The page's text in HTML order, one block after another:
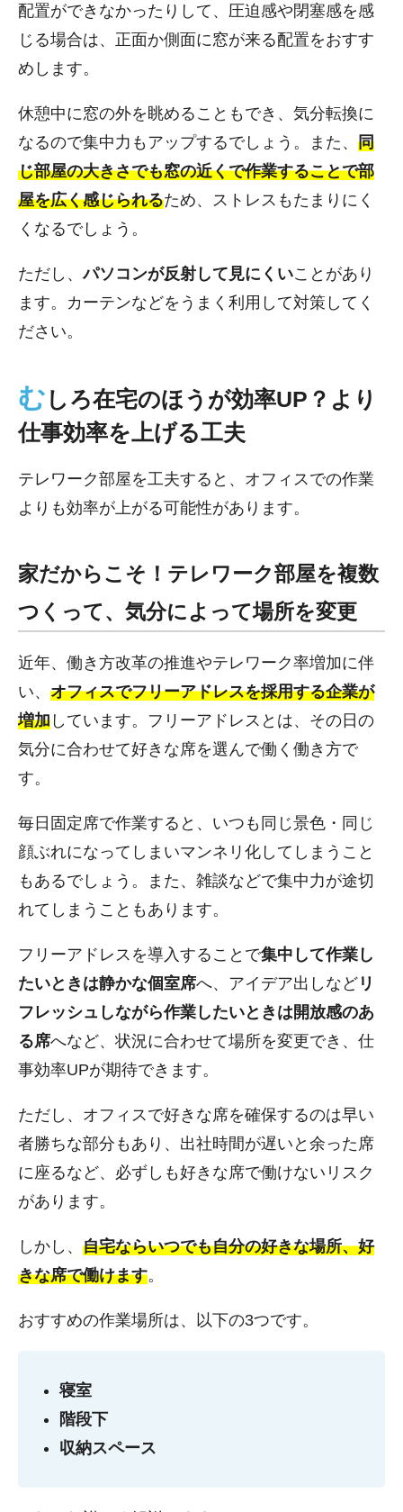
配置ができなかったりして、圧迫感や閉塞感を感
じる場合は、正面か側面に窓が来る配置をおすす
めします。
休憩中に窓の外を眺めることもでき、気分転換に
なるので集中力もアップするでしょう。また、 同
じ部屋の大きさでも窓の近くで作業することで部
屋を広く感じられるため、ストレスもたまりにく
くなるでしょう。
ただし、パソコンが反射して見にくいことがあり
ます。カーテンなどをうまく利用して対策してく
ださい。
む しろ在宅のほうが効率UP？より
仕事効率を上げる工夫
テレワーク部屋を工夫すると、オフィスでの作業
よりも効率が上がる可能性があります。
家だからこそ！テレワーク部屋を複数
つくって、気分によって場所を変更
近年、働き方改革の推進やテレワーク率増加に伴
い、 オフィスでフリーアドレスを採用する企業が
増加 しています。フリーアドレスとは、その日の
気分に合わせて好きな席を選んで働く働き方で
す。
毎日固定席で作業すると、いつも同じ景色・同じ
顔ぶれになってしまいマンネリ化してしまうこと
もあるでしょう。また、雑談などで集中力が途切
れてしまうこともあります。
フリーアドレスを導入することで集中して作業し
たいときは静かな個室席へ、アイデア出しなど リ
フレッシュしながら作業したいときは開放感のあ
る席へなど、状況に合わせて場所を変更でき、仕
事効率UPが期待できます。
ただし、オフィスで好きな席を確保するのは早い
者勝ちな部分もあり、出社時間が遅いと余った席
に座るなど、必ずしも好きな席で働けないリスク
があります。
しかし、 自宅ならいつでも自分の好きな場所、好
きな席で働けます。
おすすめの作業場所は、以下の3つです。
寝室
階段下
収納スペース